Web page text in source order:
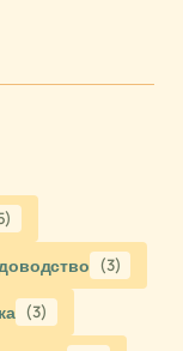
(3)
(3)